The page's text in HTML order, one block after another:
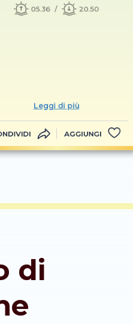
05.36 20.50
Leggi di più
AGGIUNGI
di